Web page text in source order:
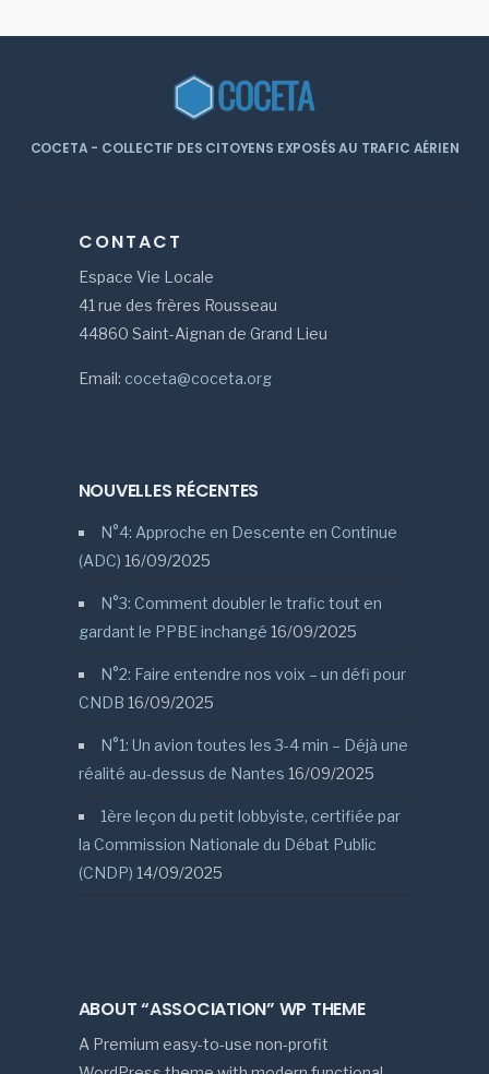
COCETA - COLLECTIF DES CITOYENS EXPOSÉS AU TRAFIC AÉRIEN
CONTACT
Espace Vie Locale
41 rue des frères Rousseau
44860 Saint-Aignan de Grand Lieu
Email: coceta@coceta.org
NOUVELLES RÉCENTES
N°4: Approche en Descente en Continue
(ADC) 16/09/2025
N°3: Comment doubler le trafic tout en
gardant le PPBE inchangé 16/09/2025
N°2: Faire entendre nos voix – un défi pour
CNDB 16/09/2025
N°1: Un avion toutes les 3-4 min – Déjà une
réalité au-dessus de Nantes 16/09/2025
1ère leçon du petit lobbyiste, certifiée par
la Commission Nationale du Débat Public
(CNDP) 14/09/2025
ABOUT “ASSOCIATION” WP THEME
A Premium easy-to-use non-profit